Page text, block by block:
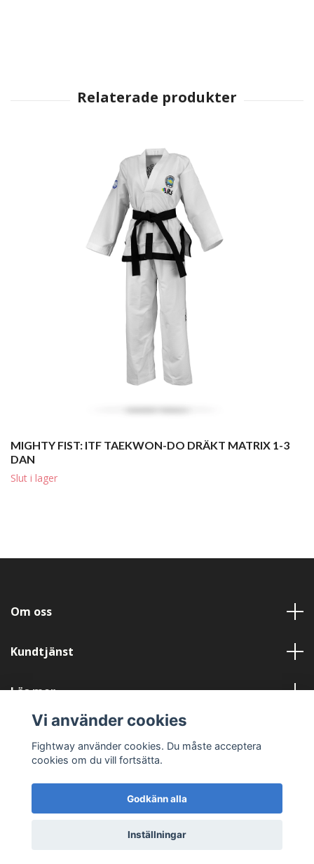
MIGHTY FIST: ITF TAEKWON-DO DRÄKT MATRIX 1-3
DAN
Slut i lager
Om oss
Kundtjänst
Läs mer
Sociala medier
© 2026 Fightway
Vi använder cookies
Fightway använder cookies. Du måste acceptera
cookies om du vill fortsätta.
Godkänn alla
Inställningar